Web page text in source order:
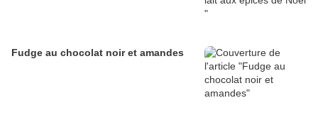
Fudge au chocolat noir et amandes